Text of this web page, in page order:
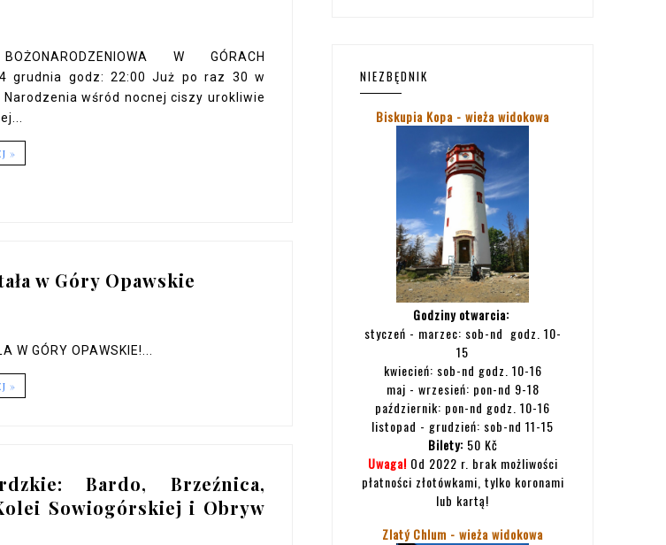
W GÓRACH
grudnia godz: 22:00 Już po raz 30 w
Narodzenia wśród nocnej ciszy urokliwie
»
w Góry Opawskie
W GÓRY OPAWSKIE!...
»
Bardo, Brzeźnica,
Sowiogórskiej i Obryw
NIEZBĘDNIK
Biskupia Kopa - wieża widokowa
Godziny otwarcia:
styczeń - marzec: sob-nd godz. 10-
15
kwiecień: sob-nd godz. 10-16
maj - wrzesień: pon-nd 9-18
październik: pon-nd godz. 10-16
listopad - grudzień: sob-nd 11-15
Bilety: 50 Kč
Uwaga! Od 2022 r. brak możliwości
płatności złotówkami, tylko koronami
lub kartą!
Zlatý Chlum - wieża widokowa